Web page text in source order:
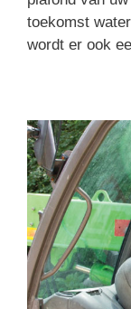
toekomst
wordt er ook